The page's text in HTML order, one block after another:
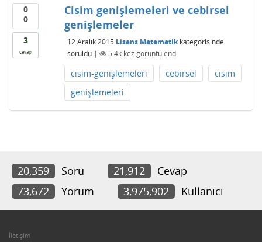
0
0
3
cevap
Cisim genişlemeleri ve cebirsel
genişlemeler
12 Aralık 2015 Lisans Matematikkategorisinde
soruldu | 5.4kkez görüntülendi
cisim-genişlemeleri cebirsel
cisim
genişlemeleri
20,359 Soru 21,912
Cevap
73,672
Yorum 3,975,902 Kullanıcı
İletişim